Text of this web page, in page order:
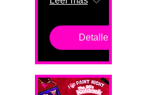
Detalles